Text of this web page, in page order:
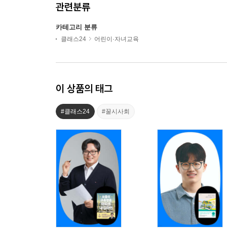
관련분류
카테고리 분류
클래스24 어린이·자녀교육
이 상품의 태그
#클래스24 #꿀시사회